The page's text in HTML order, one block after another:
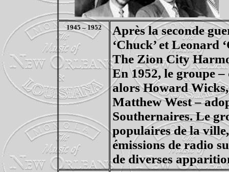
1945 – 1952
Après la seconde
‘Chuck’ et Leonard
TheZionCity
En 1952, le groupe
alors HowardWicks
Matthew West –
Southernaires. Le
populaires de la
émissions de radio
de diverses